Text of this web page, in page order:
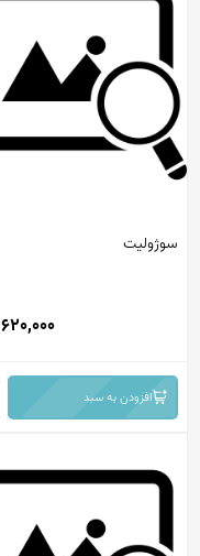
سوژولیت
620,000
افزودن به سبد